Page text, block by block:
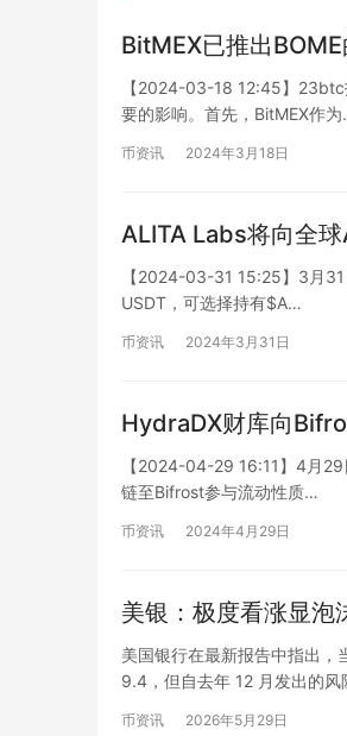
BitMEX已推出BOME
【2024-03-18 12:45】23btc
要的影响。首先，BitMEX作
币资讯 2024年3月18日
ALITA Labs将向全
【2024-03-31 15:25】3月
USDT，可选择持有$A…
币资讯 2024年3月31日
HydraDX财库向
【2024-04-29 16:11】4月
链至Bifrost参与流动性质…
币资讯 2024年4月29日
美银：极度看涨显泡
美国银行在最新报告中指出，
9.4，但自去年 12 月发出的
币资讯 2026年5月29日